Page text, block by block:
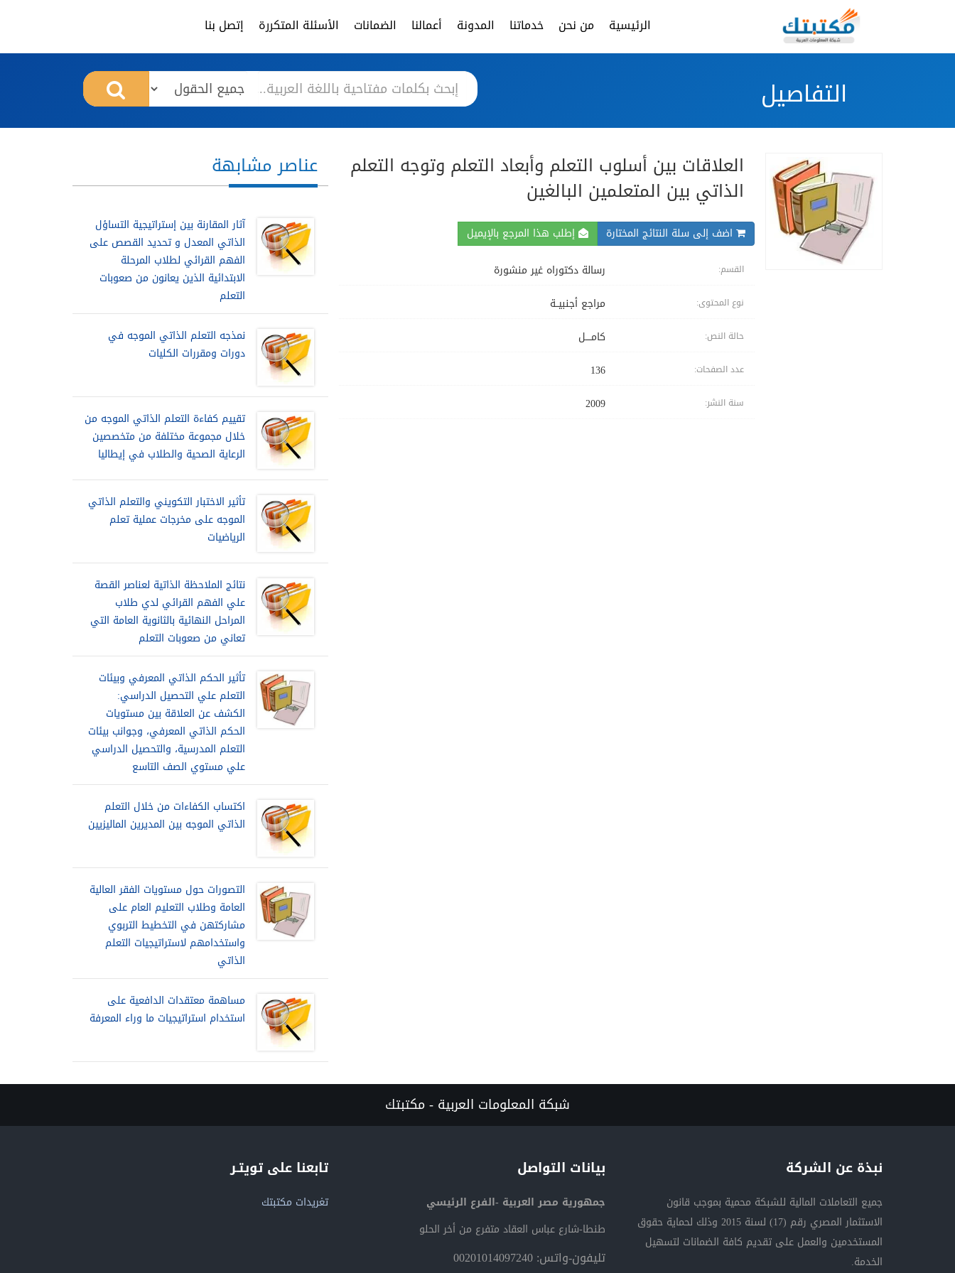
الرئيسية من نحن خدماتنا المدونة أعمالنا الضمانات الأسئلة المتكررة إتصل بنا
التفاصيل
العلاقات بين أسلوب التعلم وأبعاد التعلم وتوجه التعلم
الذاتي بين المتعلمين البالغين
اضف إلى سلة النتائج المختارة إطلب هذا المرجع بالإيميل
القسم: رسالة دكتوراه غير منشورة
نوع المحتوى: مراجع أجنبيــة
حالة النص: كامــــل
عدد الصفحات: 136
سنة النشر: 2009
عناصر مشابهة
آثار المقارنة بين إستراتيجية التساؤل
الذاتي المعدل و تحديد القصص على
الفهم القرائي لطلاب المرحلة
الابتدائية الذين يعانون من صعوبات
التعلم
نمذجه التعلم الذاتي الموجه في
دورات ومقررات الكليات
تقييم كفاءة التعلم الذاتي الموجه من
خلال مجموعة مختلفة من متخصصين
الرعاية الصحية والطلاب في إيطاليا
تأثير الاختبار التكويني والتعلم الذاتي
الموجه على مخرجات عملية تعلم
الرياضيات
نتائج الملاحظة الذاتية لعناصر القصة
علي الفهم القرائي لدي طلاب
المراحل النهائية بالثانوية العامة التي
تعاني من صعوبات التعلم
تأثير الحكم الذاتي المعرفي وبيئات
التعلم علي التحصيل الدراسي:
الكشف عن العلاقة بين مستويات
الحكم الذاتي المعرفي، وجوانب بيئات
التعلم المدرسية، والتحصيل الدراسي
علي مستوي الصف التاسع
اكتساب الكفاءات من خلال التعلم
الذاتي الموجه بين المديرين الماليزيين
التصورات حول مستويات الفقر العالية
العامة وطلاب التعليم العام على
مشاركتهن في التخطيط التربوي
واستخدامهم لاستراتيجيات التعلم
الذاتي
مساهمة معتقدات الدافعية على
استخدام استراتيجيات ما وراء المعرفة
شبكة المعلومات العربية - مكتبتك
نبذة عن الشركة
جميع التعاملات المالية للشبكة محمية بموجب قانون
الاستثمار المصري رقم (17) لسنة 2015 وذلك لحماية حقوق
المستخدمين والعمل على تقديم كافة الضمانات لتسهيل
الخدمة.
بيانات التواصل
جمهورية مصر العربية -الفرع الرئيسي
طنطا-شارع عباس العقاد متفرع من أخر الحلو
تليفون-واتس: 00201014097240
تابعنا على تويتـر
تغريدات مكتبتك